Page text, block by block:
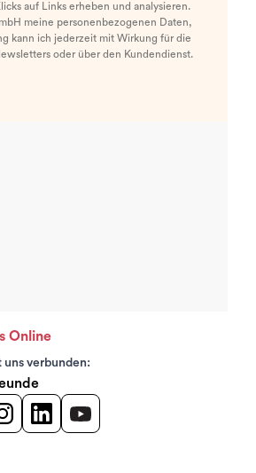
auf Links erheben und analysieren.
meine personenbezogenen Daten,
kann ich jederzeit mit Wirkung für die
oder über den Kundendienst.
Online
uns verbunden: